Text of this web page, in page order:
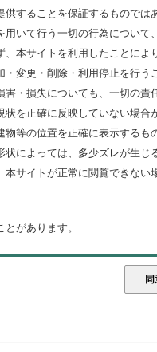
することを保証するものでは
いて行う一切の行為について
、本サイトを利用したことに
変更・削除・利用停止を行う
・損失についても、一切の責
を正確に反映していない場合
等の位置を正確に表示するも
によっては、多少ズレが生じ
サイトが正常に閲覧できない
があります。